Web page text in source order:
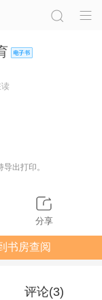
出打印。
分享
书房查阅
评论(3)